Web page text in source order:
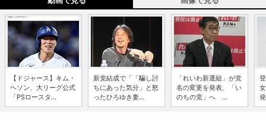
【ドジャース】キム・
ヘソン、大リーグ公式
「PSロースタ...
新党結成で「「騙し討
ちにあった気分」と怒
ったひろゆき妻...
「れいわ新選組」が党
名の変更を発表、「い
のちの党」へ ...